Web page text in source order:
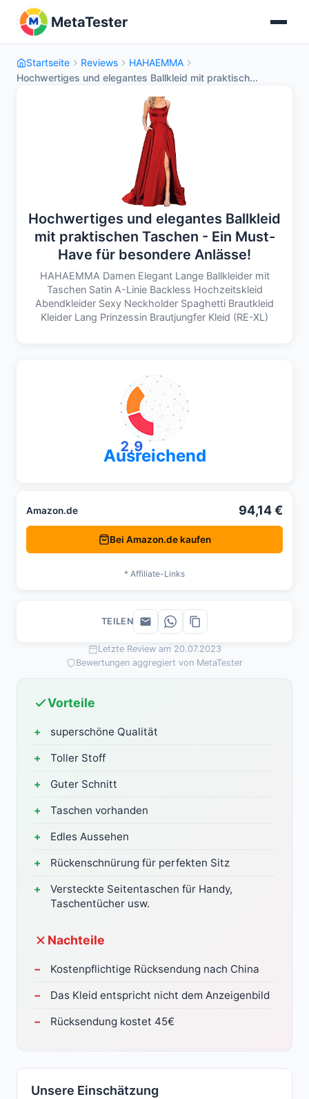
MetaTester
Startseite Reviews
HAHAEMMA
Hochwertiges und elegantes Ballkleid mit praktisch...
Hochwertiges und elegantes Ballkleid
mit praktischen Taschen - Ein Must-
Have für besondere Anlässe!
HAHAEMMA Damen Elegant Lange Ballkleider mit
Taschen Satin A-Linie Backless Hochzeitskleid
Abendkleider Sexy Neckholder Spaghetti Brautkleid
Kleider Lang Prinzessin Brautjungfer Kleid (RE-XL)
Letzte Review am 20.07.2023
Bewertungen aggregiert von MetaTester
Vorteile
superschöne Qualität
Toller Stoff
Guter Schnitt
Taschen vorhanden
Edles Aussehen
Rückenschnürung für perfekten Sitz
Versteckte Seitentaschen für Handy,
Taschentücher usw.
Nachteile
Kostenpflichtige Rücksendung nach China
Das Kleid entspricht nicht dem Anzeigenbild
Rücksendung kostet 45€
Unsere Einschätzung
2,9
Ausreichend
Amazon.de 94,14 €
Bei Amazon.de kaufen
* Affiliate-Links
TEILEN